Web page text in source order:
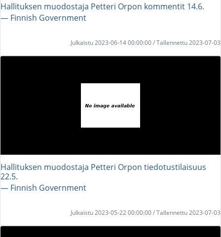
Hallituksen muodostaja Petteri Orpon kommentit 14.6.
― Finnish Government
Julkaistu 2023-06-14 00:00:00 / Tallennettu 2023-07-03
Hallituksen muodostaja Petteri Orpon tiedotustilaisuus
22.5.
― Finnish Government
Julkaistu 2023-05-22 00:00:00 / Tallennettu 2023-07-03